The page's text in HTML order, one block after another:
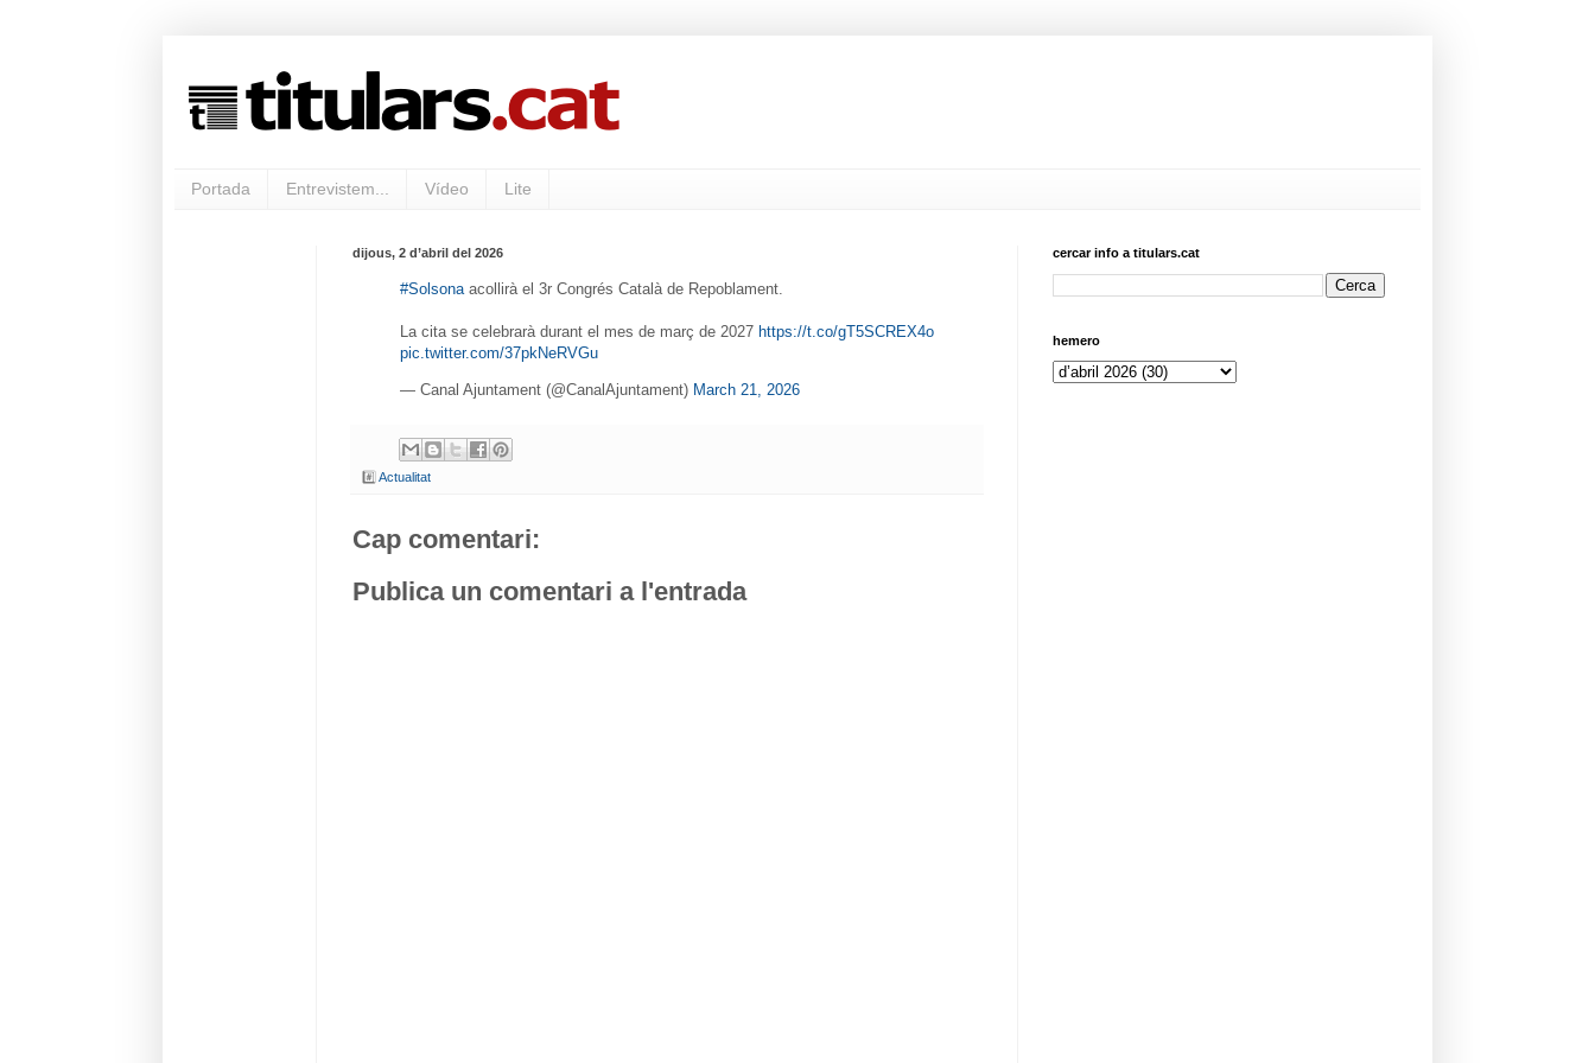
Portada Entrevistem... Vídeo Lite
dijous, 2 d’abril del 2026
#Solsona acollirà el 3r Congrés Català de Repoblament.
La cita se celebrarà durant el mes de març de 2027 https://t.co/gT5SCREX4o
pic.twitter.com/37pkNeRVGu
— Canal Ajuntament (@CanalAjuntament) March 21, 2026
#️⃣ Actualitat
Cap comentari:
Publica un comentari a l'entrada
cercar info a titulars.cat
hemero